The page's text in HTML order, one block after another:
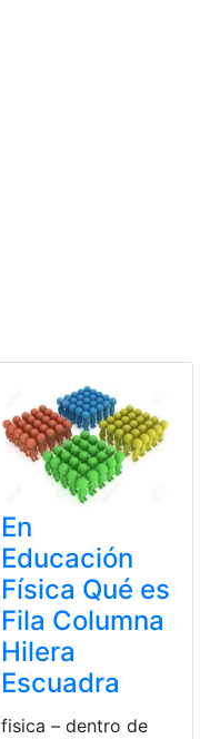
En
Educación
Física Qué es
Fila Columna
Hilera
Escuadra
fisica – dentro de